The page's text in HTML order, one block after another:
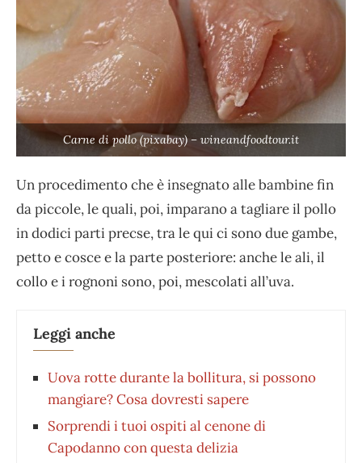
Carne di pollo (pixabay) – wineandfoodtour.it
Un procedimento che è insegnato alle bambine fin
da piccole, le quali, poi, imparano a tagliare il pollo
in dodici parti precse, tra le qui ci sono due gambe,
petto e cosce e la parte posteriore: anche le ali, il
collo e i rognoni sono, poi, mescolati all’uva.
Leggi anche
Uova rotte durante la bollitura, si possono
mangiare? Cosa dovresti sapere
Sorprendi i tuoi ospiti al cenone di
Capodanno con questa delizia